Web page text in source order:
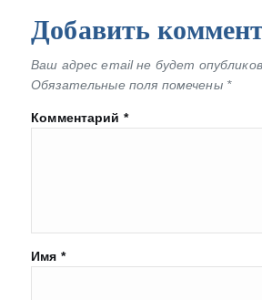
Добавить
Ваш адрес email не будет
Обязательные поля помечены *
Комментарий *
Имя *